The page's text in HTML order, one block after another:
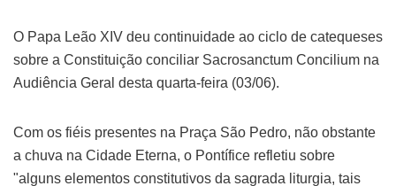
O Papa Leão XIV deu continuidade ao ciclo de catequeses
sobre a Constituição conciliar Sacrosanctum Concilium na
Audiência Geral desta quarta-feira (03/06).
Com os fiéis presentes na Praça São Pedro, não obstante
a chuva na Cidade Eterna, o Pontífice refletiu sobre
"alguns elementos constitutivos da sagrada liturgia, tais